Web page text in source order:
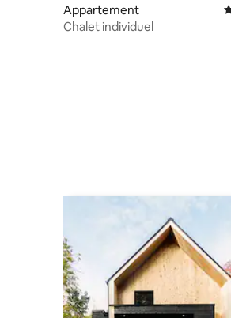
Appartement
Chalet individuel